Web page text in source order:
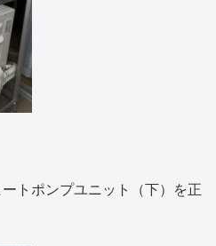
トポンプユニット（下）を正